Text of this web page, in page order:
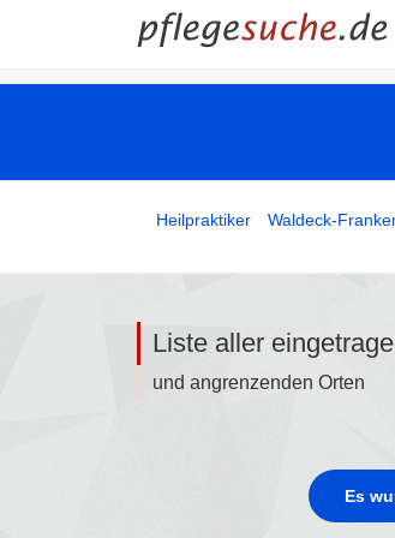
Heilpraktiker Waldeck-
Liste aller
und angrenzenden Orten
Es